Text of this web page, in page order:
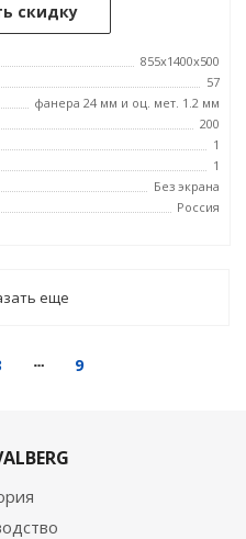
скидку
855x1400x500
57
фанера 24 мм и оц. мет. 1.2 мм
200
1
1
Без экрана
Россия
еще
9